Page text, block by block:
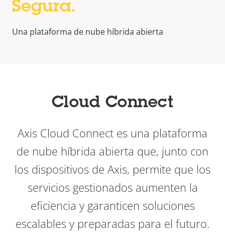
Segura.
Una plataforma de nube híbrida abierta
Cloud Connect
Axis Cloud Connect es una plataforma
de nube híbrida abierta que, junto con
los dispositivos de Axis, permite que los
servicios gestionados aumenten la
eficiencia y garanticen soluciones
escalables y preparadas para el futuro.